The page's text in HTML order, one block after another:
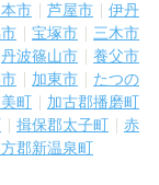
市 芦屋市
伊丹
宝塚市
三木市
丹波篠山市
養父市
加東市
たつの
町
加古郡播磨町
揖保郡太子町
赤
郡新温泉町